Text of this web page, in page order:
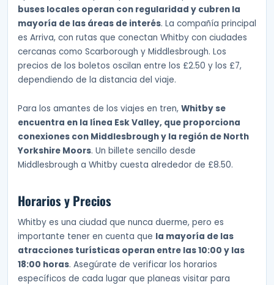
buses locales operan con regularidad y cubren la
mayoría de las áreas de interés. La compañía principal
es Arriva, con rutas que conectan Whitby con ciudades
cercanas como Scarborough y Middlesbrough. Los
precios de los boletos oscilan entre los £2.50 y los £7,
dependiendo de la distancia del viaje.
Para los amantes de los viajes en tren, Whitby se
encuentra en la línea Esk Valley, que proporciona
conexiones con Middlesbrough y la región de North
Yorkshire Moors. Un billete sencillo desde
Middlesbrough a Whitby cuesta alrededor de £8.50.
Horarios y Precios
Whitby es una ciudad que nunca duerme, pero es
importante tener en cuenta que la mayoría de las
atracciones turísticas operan entre las 10:00 y las
18:00 horas. Asegúrate de verificar los horarios
específicos de cada lugar que planeas visitar para